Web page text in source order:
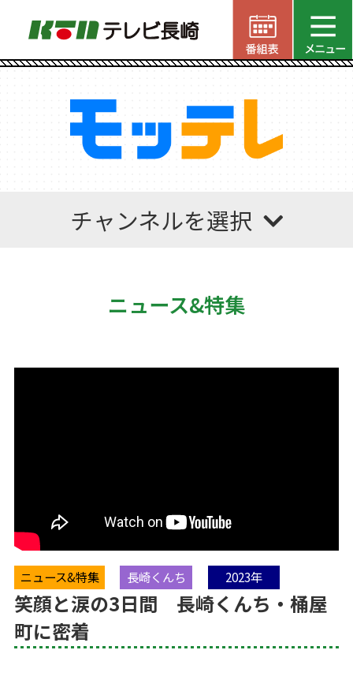
チャンネルを選択
ニュース&特集
ニュース&特集 長崎くんち 2023年
笑顔と涙の3日間 長崎くんち・桶屋
町に密着